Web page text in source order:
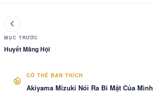
MỤC TRƯỚC
Huyết Mãng Hội
CÓ THỂ BẠN THÍCH
Akiyama Mizuki Nói Ra Bí Mật Của Mình